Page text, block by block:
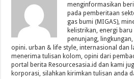
menginformasikan
pada pemberitaan
gas bumi (MIGAS),
kelistrikan, energi
penunjang,
opini. urban & life style, internasional dan
menerima tulisan kolom, opini dari
portal berita Resourcesasia.id dan kami
korporasi, silahkan kirimkan tulisan anda